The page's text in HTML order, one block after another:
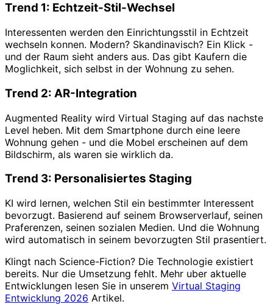
Trend 1: Echtzeit-Stil-Wechsel
Interessenten werden den Einrichtungsstil in Echtzeit
wechseln konnen. Modern? Skandinavisch? Ein Klick -
und der Raum sieht anders aus. Das gibt Kaufern die
Moglichkeit, sich selbst in der Wohnung zu sehen.
Trend 2: AR-Integration
Augmented Reality wird Virtual Staging auf das nachste
Level heben. Mit dem Smartphone durch eine leere
Wohnung gehen - und die Mobel erscheinen auf dem
Bildschirm, als waren sie wirklich da.
Trend 3: Personalisiertes Staging
KI wird lernen, welchen Stil ein bestimmter Interessent
bevorzugt. Basierend auf seinem Browserverlauf, seinen
Praferenzen, seinen sozialen Medien. Und die Wohnung
wird automatisch in seinem bevorzugten Stil prasentiert.
Klingt nach Science-Fiction? Die Technologie existiert
bereits. Nur die Umsetzung fehlt. Mehr uber aktuelle
Entwicklungen lesen Sie in unserem Virtual Staging
Entwicklung 2026 Artikel.